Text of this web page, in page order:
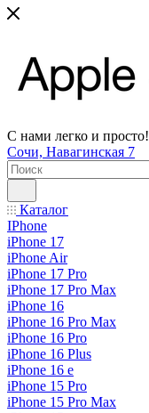
С нами легко и просто!
Сочи, Навагинская 7
Каталог
IPhone
iPhone 17
iPhone Air
iPhone 17 Pro
iPhone 17 Pro Max
iPhone 16
iPhone 16 Pro Max
iPhone 16 Pro
iPhone 16 Plus
iPhone 16 e
iPhone 15 Pro
iPhone 15 Pro Max